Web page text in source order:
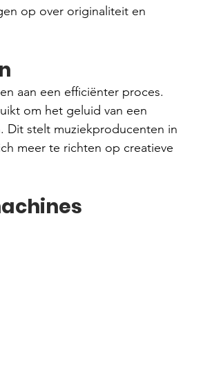
op over originaliteit en
aan een efficiënter proces.
om het geluid van een
Dit stelt muziekproducenten in
meer te richten op creatieve